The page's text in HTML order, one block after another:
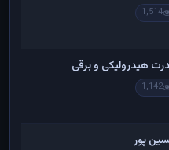
1,514
هیدرولیکی و برقی
1,142
پور